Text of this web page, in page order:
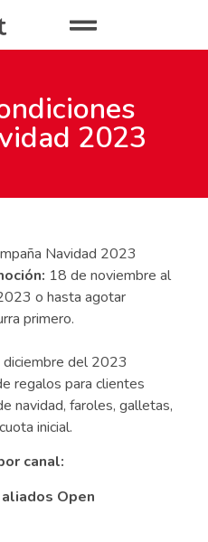
2023
Navidad 2023
18 de noviembre al
o hasta agotar
primero.
del 2023
regalos para clientes
navidad, faroles, galletas,
inicial.
canal:
Open